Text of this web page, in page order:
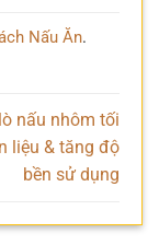
Nấu Ăn.
nấu nhôm tối
liệu & tăng độ
bền sử dụng